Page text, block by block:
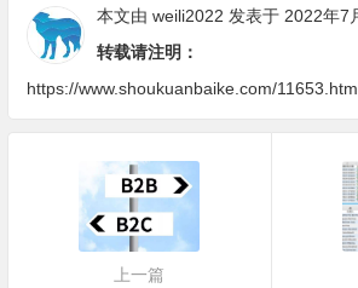
本文由 weili2022 发表于 2022年7
转载请注明：
https://www.shoukuanbaike.com/
上一篇